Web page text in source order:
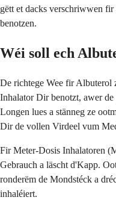
gëtt et dacks verschriwwen
benotzen.
Wéi soll ech
De richtege Wee fir Albuterol
Inhalator Dir benotzt, awer
Longen lues a stänneg ze
Dir de vollen Virdeel vum
Fir Meter-Dosis Inhalatoren
Gebrauch a läscht d'Kapp.
ronderëm de Mondstéck a
inhaléiert.